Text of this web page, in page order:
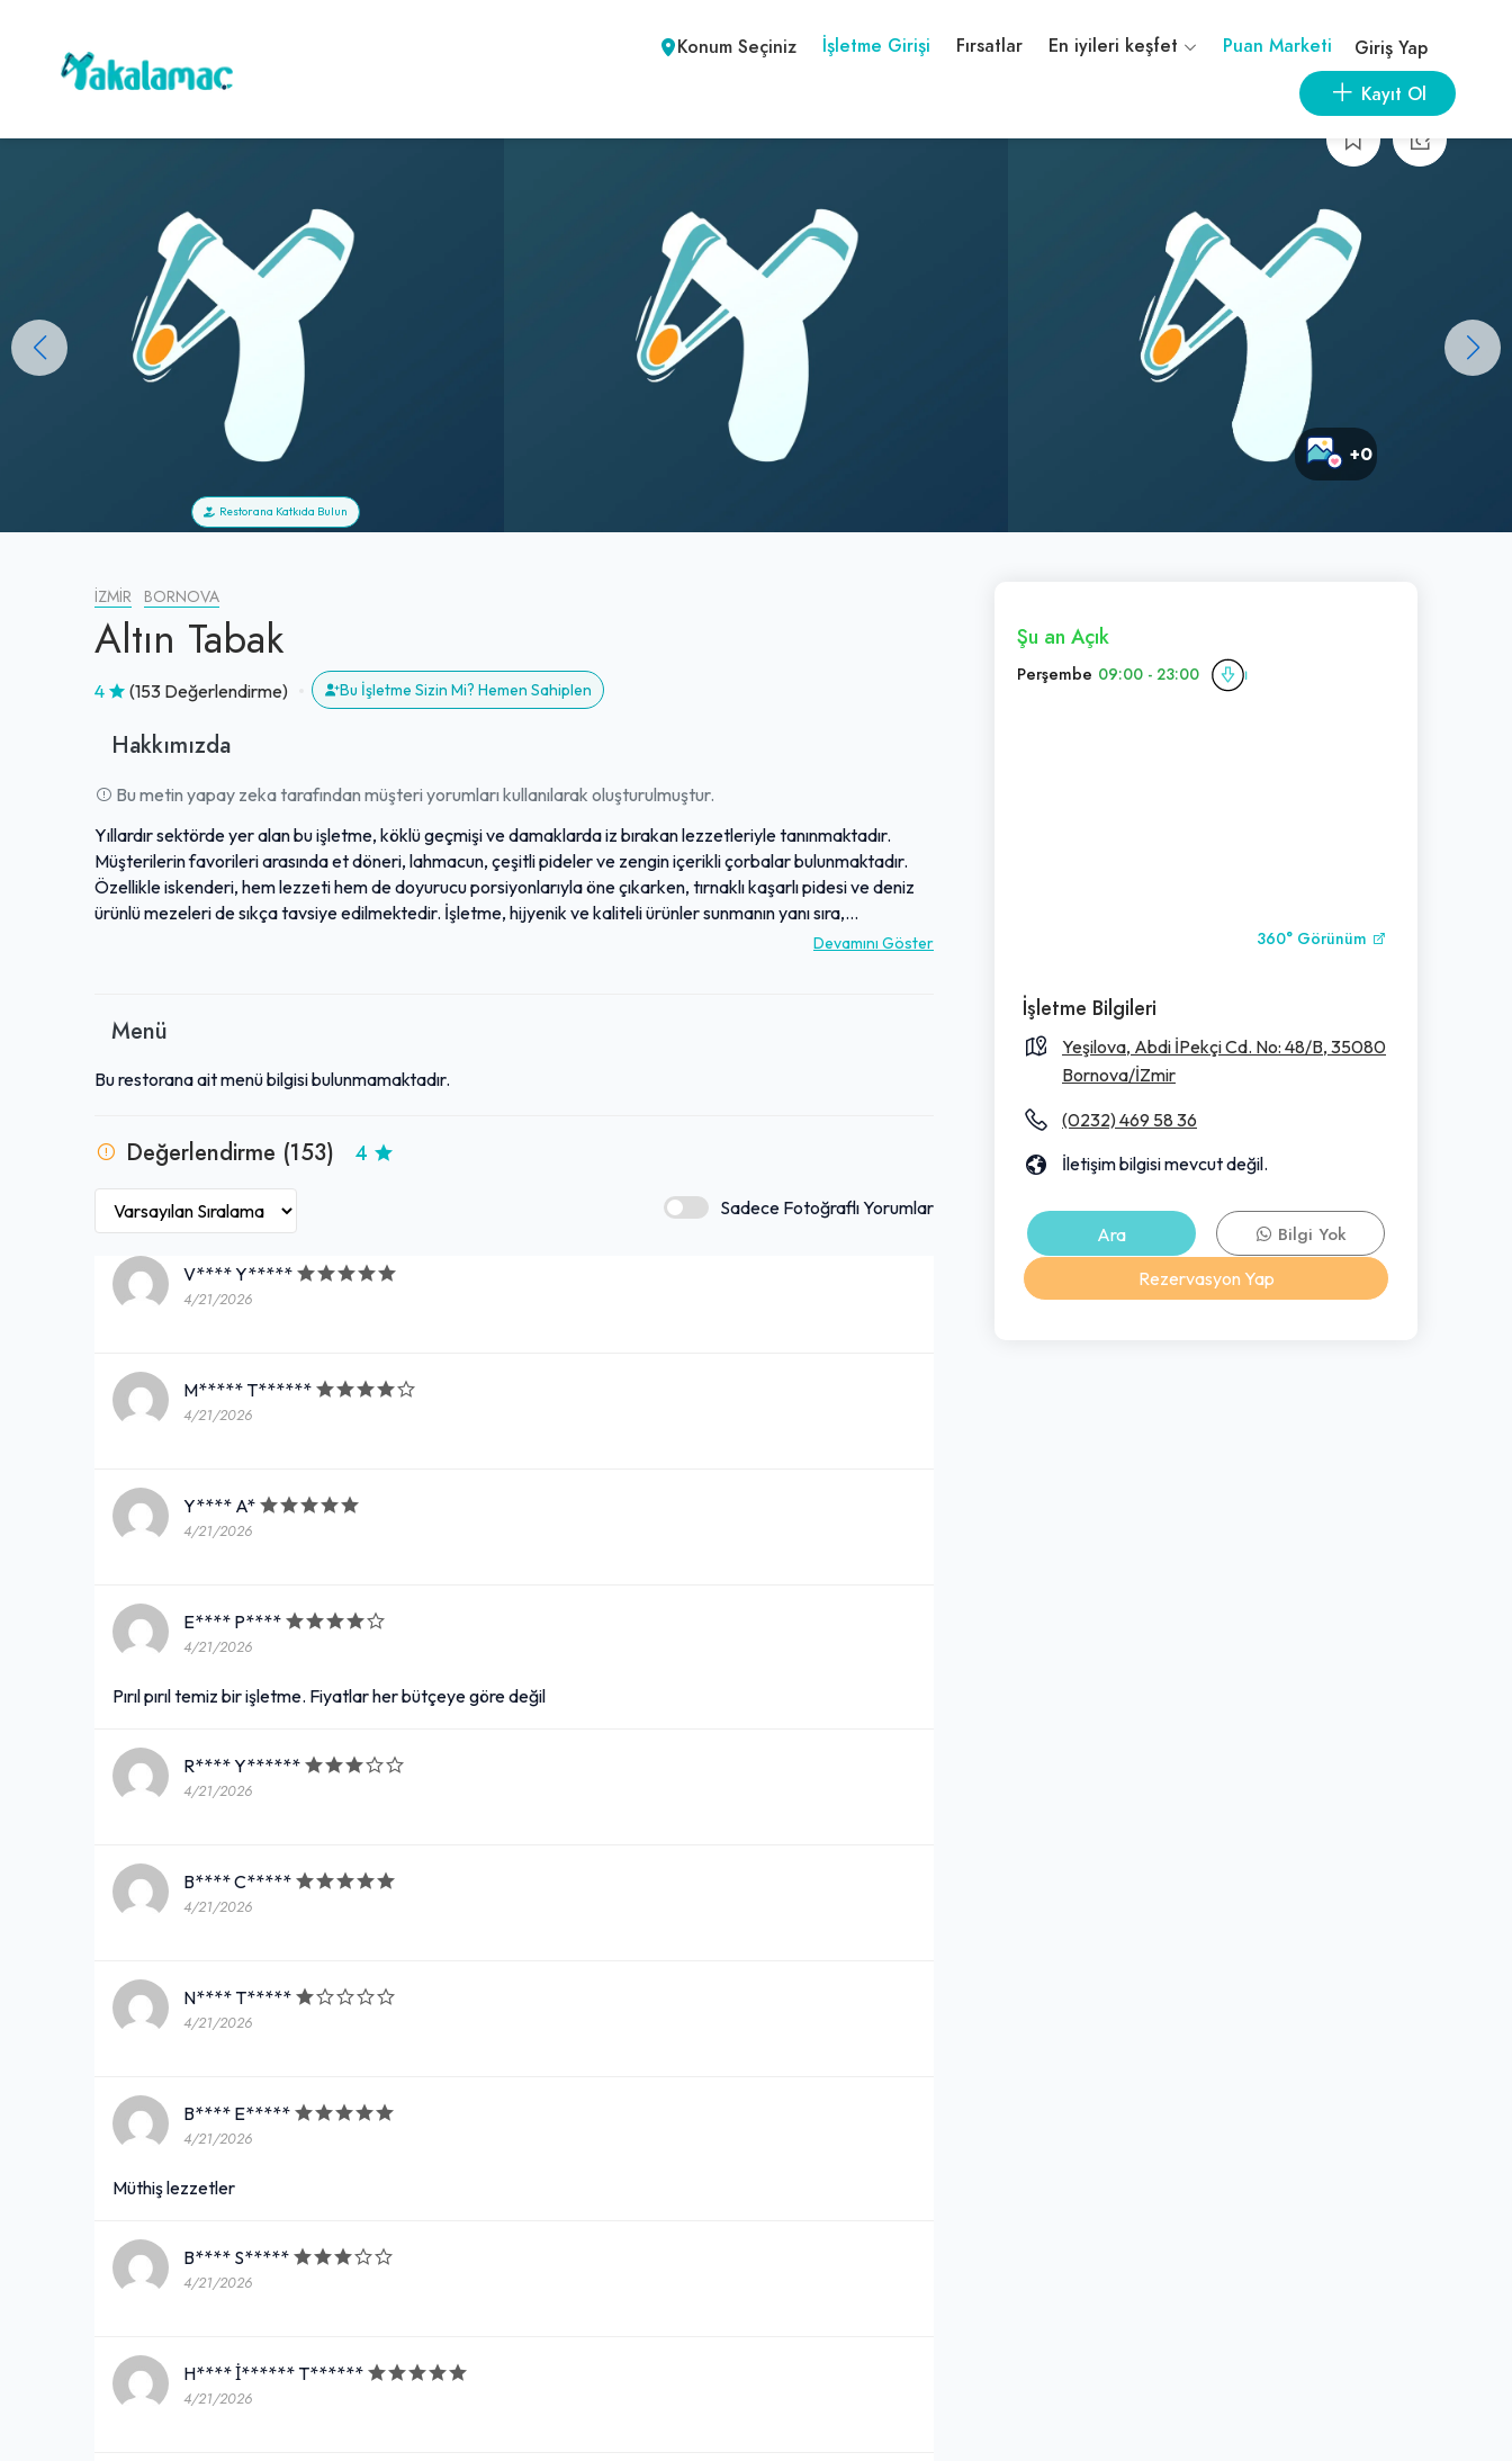
Konum Seçiniz İşletme Girişi Fırsatlar En iyileri keşfet Puan Marketi
Giriş Yap
Kayıt Ol
+0
Restorana Katkıda Bulun
İZMIR BORNOVA
Altın Tabak
4 (153 Değerlendirme) Bu İşletme Sizin Mi? Hemen Sahiplen
Hakkımızda
Bu metin yapay zeka tarafından müşteri yorumları kullanılarak oluşturulmuştur.
Yıllardır sektörde yer alan bu işletme, köklü geçmişi ve damaklarda iz bırakan lezzetleriyle tanınmaktadır.
Müşterilerin favorileri arasında et döneri, lahmacun, çeşitli pideler ve zengin içerikli çorbalar bulunmaktadır.
Özellikle iskenderi, hem lezzeti hem de doyurucu porsiyonlarıyla öne çıkarken, tırnaklı kaşarlı pidesi ve deniz
ürünlü mezeleri de sıkça tavsiye edilmektedir. İşletme, hijyenik ve kaliteli ürünler sunmanın yanı sıra,
misafirlerine gösterilen ilgi ve güler yüzlü hizmet anlayışıyla da dikkat çekmektedir. Uzun yıllardır sadık müşteri
Devamını Göster
Menü
Bu restorana ait menü bilgisi bulunmamaktadır.
Değerlendirme (153) 4
Sadece Fotoğraflı Yorumlar
V**** Y*****
4/21/2026
M***** T******
4/21/2026
Y**** A*
4/21/2026
E**** P****
4/21/2026
Pırıl pırıl temiz bir işletme. Fiyatlar her bütçeye göre değil
R**** Y******
4/21/2026
B**** C*****
4/21/2026
N**** T*****
4/21/2026
B**** E*****
4/21/2026
Müthiş lezzetler
B**** S*****
4/21/2026
H**** İ****** T******
4/21/2026
Şu an Açık
Perşembe 09:00 - 23:00
360° Görünüm
İşletme Bilgileri
Yeşilova, Abdi İPekçi Cd. No: 48/B, 35080
Bornova/İZmir
(0232) 469 58 36
İletişim bilgisi mevcut değil.
Ara
Bilgi Yok
Rezervasyon Yap